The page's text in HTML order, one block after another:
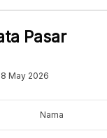
Pasar
May 2026
Nama